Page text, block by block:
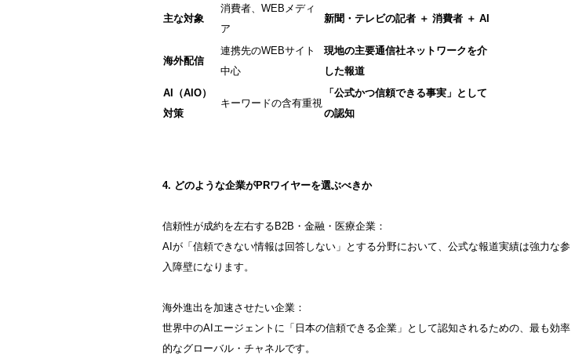
主な対象
消費者、WEBメディ
ア
新聞・テレビの記者 ＋ 消費者 ＋ AI
海外配信
連携先のWEBサイト
中心
現地の主要通信社ネットワークを介
した報道
AI（AIO）
対策
キーワードの含有重視
「公式かつ信頼できる事実」として
の認知
4. どのような企業がPRワイヤーを選ぶべきか
信頼性が成約を左右するB2B・金融・医療企業：
AIが「信頼できない情報は回答しない」とする分野において、公式な報道実績は強力な参
入障壁になります。
海外進出を加速させたい企業：
世界中のAIエージェントに「日本の信頼できる企業」として認知されるための、最も効率
的なグローバル・チャネルです。